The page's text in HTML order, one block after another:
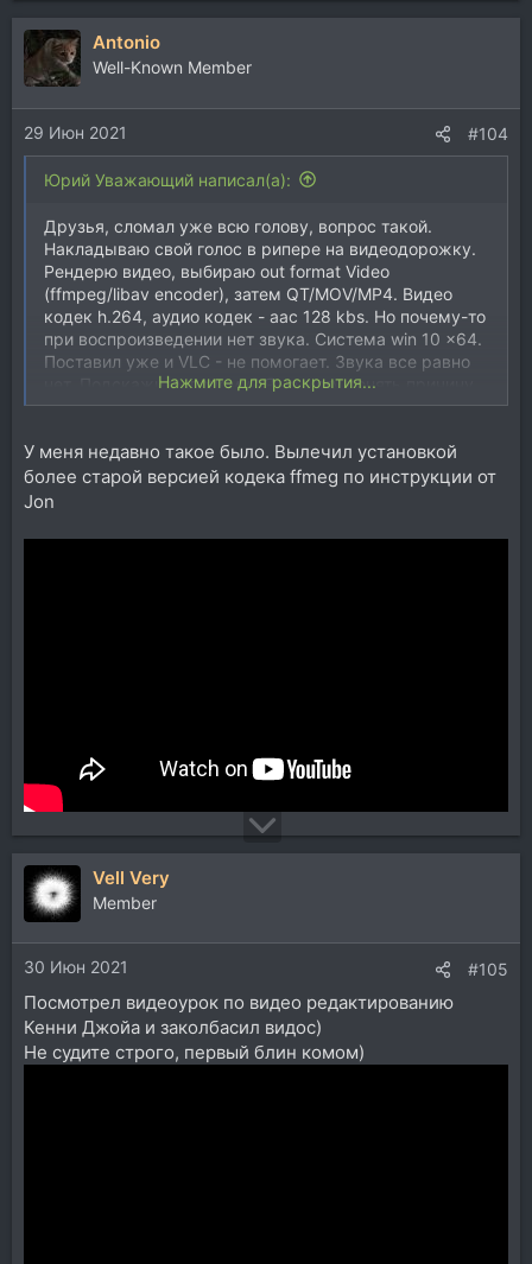
Antonio
Well-Known Member
29 Июн 2021 #104
Юрий Уважающий написал(а):
Друзья, сломал уже всю голову, вопрос такой.
Накладываю свой голос в рипере на видеодорожку.
Рендерю видео, выбираю out format Video
(ffmpeg/libav encoder), затем QT/MOV/MP4. Видео
кодек h.264, аудио кодек - aac 128 kbs. Но почему-то
при воспроизведении нет звука. Система win 10 x64.
Поставил уже и VLC - не помогает. Звука все равно
нет. Подскажите, почему? Я не могу понять причину.
Нажмите для раскрытия...
У меня недавно такое было. Вылечил установкой
более старой версией кодека ffmeg по инструкции от
Jon
Vell Very
Member
30 Июн 2021 #105
Посмотрел видеоурок по видео редактированию
Кенни Джойа и заколбасил видос)
Не судите строго, первый блин комом)